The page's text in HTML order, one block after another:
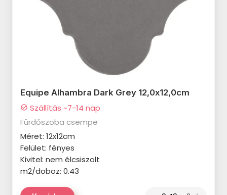
termékcsalád
CERSANIT Ginevra termékcsalád
CERSANIT Calacatta Classico
CERSANIT Fernetti termékcsalád
CERSANIT Saragossa
termékcsalád
CERSANIT Vidal termékcsalád
MARAZZI Cloud termékcsalád
MARAZZI Lume termékcsalád
MARAZZI Chroma termékcsalád
Equipe Alhambra Dark Grey 12,0x12,0cm
check_circle Szállítás ~7-14 nap
Fürdőszoba csempe
Méret: 12x12cm
Felület: fényes
Kivitel: nem élcsiszolt
m2/doboz: 0.43